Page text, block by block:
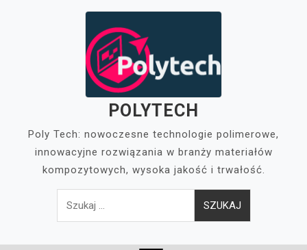
POLYTECH
Poly Tech: nowoczesne technologie polimerowe,
innowacyjne rozwiązania w branży materiałów
kompozytowych, wysoka jakość i trwałość.
Szukaj: